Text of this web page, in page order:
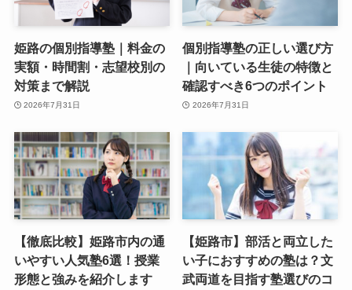
姫路の個別指導塾｜料金の
実額・時間割・志望校別の
対策まで解説
2026年7月31日
個別指導塾の正しい選び方
｜向いている生徒の特徴と
確認すべき6つのポイント
2026年7月31日
【徹底比較】姫路市内の通
いやすい人気塾6選！授業
形態と強みを紹介します
【姫路市】部活と両立した
い子におすすめの塾は？文
武両道を目指す塾選びのコ